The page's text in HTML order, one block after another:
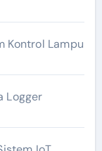
Kontrol Lampu
Logger